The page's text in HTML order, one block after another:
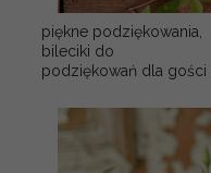
piękne podziękowania,
bileciki do
podziękowań dla gości